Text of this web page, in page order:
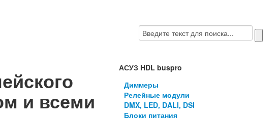
и всеми
АСУЗ HDL buspro
Диммеры
Релейные модули
DMX, LED, DALI, DSI
Блоки питания